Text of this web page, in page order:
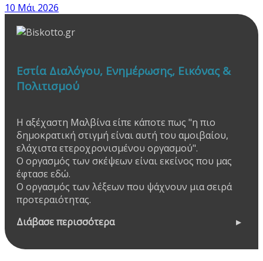
10 Μάι 2026
Εστία Διαλόγου, Ενημέρωσης, Εικόνας &
Πολιτισμού
Η αξέχαστη Μαλβίνα είπε κάποτε πως "η πιο
δημοκρατική στιγμή είναι αυτή του αμοιβαίου,
ελάχιστα ετεροχρονισμένου οργασμού".
Ο οργασμός των σκέψεων είναι εκείνος που μας
έφτασε εδώ.
Ο οργασμός των λέξεων που ψάχνουν μια σειρά
προτεραιότητας.
Διάβασε περισσότερα